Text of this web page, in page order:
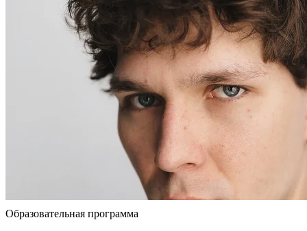
Образовательная программа